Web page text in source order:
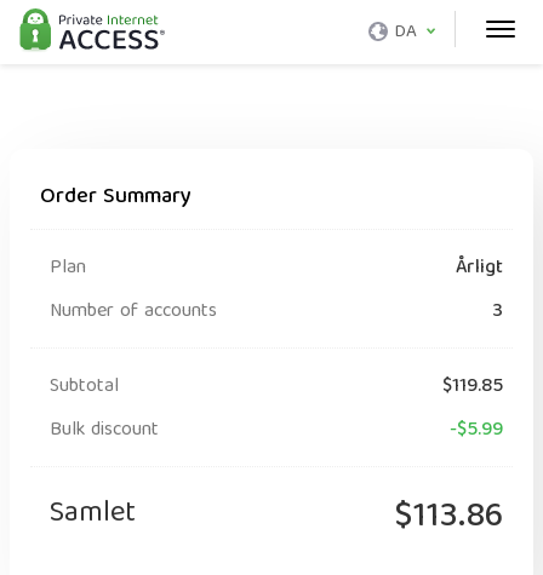
DA
Order Summary
Plan
Årligt
Number of accounts
3
Subtotal
$119.85
Bulk discount
-$5.99
Samlet $113.86